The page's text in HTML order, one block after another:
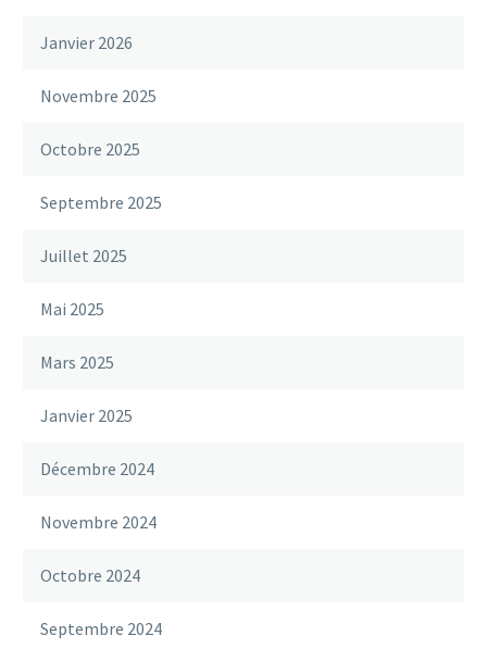
Janvier 2026
Novembre 2025
Octobre 2025
Septembre 2025
Juillet 2025
Mai 2025
Mars 2025
Janvier 2025
Décembre 2024
Novembre 2024
Octobre 2024
Septembre 2024